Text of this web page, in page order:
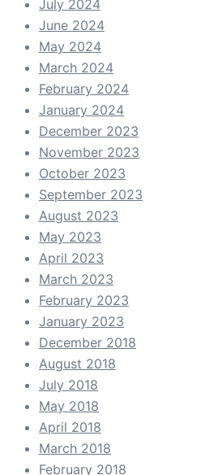
July 2024
June 2024
May 2024
March 2024
February 2024
January 2024
December 2023
November 2023
October 2023
September 2023
August 2023
May 2023
April 2023
March 2023
February 2023
January 2023
December 2018
August 2018
July 2018
May 2018
April 2018
March 2018
February 2018